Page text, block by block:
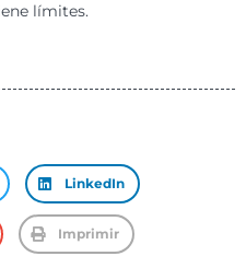
límites.
LinkedIn
Imprimir